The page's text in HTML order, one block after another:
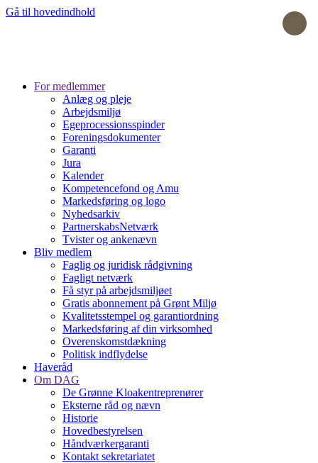
Gå til hovedindhold
For medlemmer
Anlæg og pleje
Arbejdsmiljø
Egeprocessionsspinder
Foreningsdokumenter
Garanti
Jura
Kalender
Kompetencefond og Amu
Markedsføring og logo
Nyhedsarkiv
PartnerskabsNetværk
Tvister og ankenævn
Bliv medlem
Faglig og juridisk rådgivning
Fagligt netværk
Få styr på arbejdsmiljøet
Gratis abonnement på Grønt Miljø
Kvalitetsstempel og garantiordning
Markedsføring af din virksomhed
Overenskomstdækning
Politisk indflydelse
Haveråd
Om DAG
De Grønne Kloakentreprenører
Eksterne råd og nævn
Historie
Hovedbestyrelsen
Håndværkergaranti
Kontakt sekretariatet